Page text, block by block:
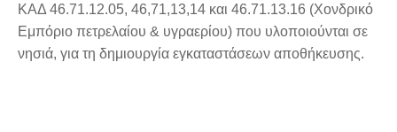
ΚΑΔ 46.71.12.05, 46,71,13,14 και 46.71.13.16 (Χονδρικό
Εμπόριο πετρελαίου & υγραερίου) που υλοποιούνται σε
νησιά, για τη δημιουργία εγκαταστάσεων αποθήκευσης.